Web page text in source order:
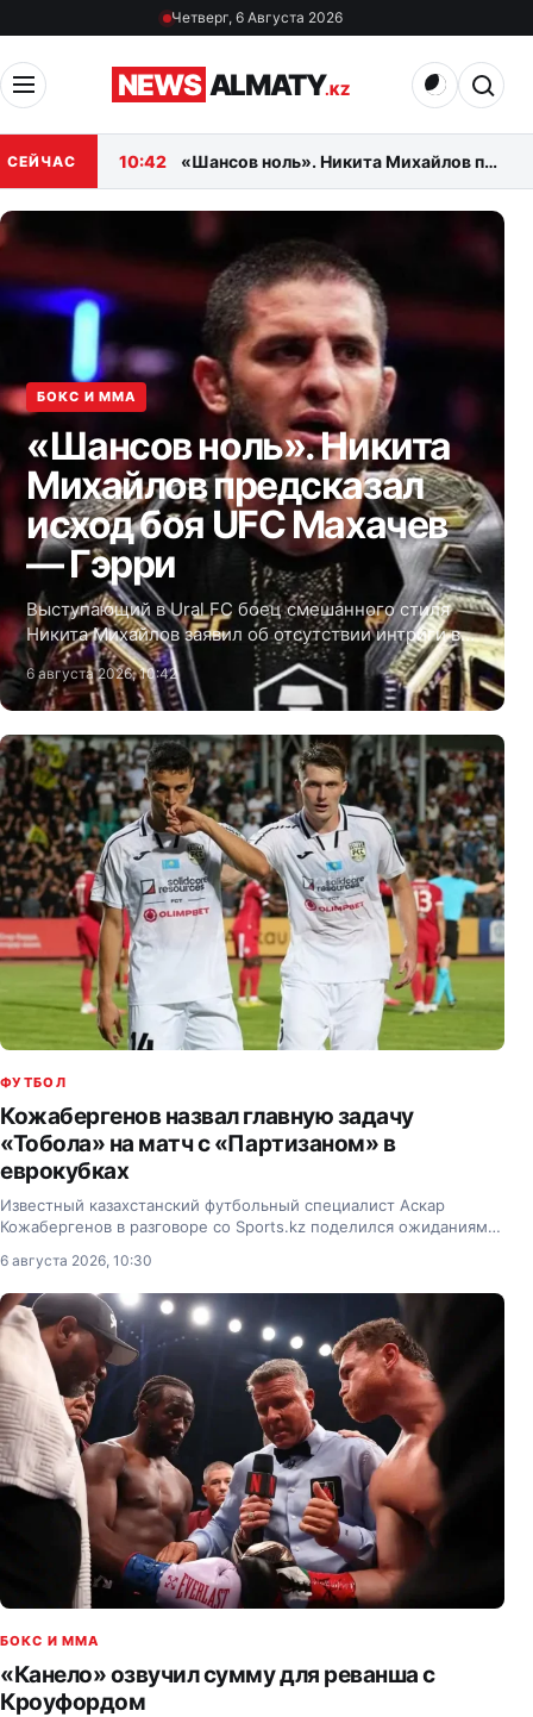
Перейти к материаламЧетверг, 6 Августа 2026
Открыть менюNEWS ALMATY.KZ
СЕЙЧАС 10:42 «Шансов ноль». Никита Михайлов предсказал исход боя UFC Махачев — Гэрри
БОКС И MMA
«Шансов ноль». Никита
Михайлов предсказал
исход боя UFC Махачев
— Гэрри
Выступающий в Ural FC боец смешанного стиля
Никита Михайлов заявил об отсутствии интриги в
предстоящем поединке за титул чемпиона UFC в
полусреднем весе между россиянином Исламом
Махачевым и ирландцем Иэном Гэрри.
6 августа 2026, 10:42
ФУТБОЛ
Кожабергенов назвал главную задачу
«Тобола» на матч с «Партизаном» в
еврокубках
Известный казахстанский футбольный специалист Аскар
Кожабергенов в разговоре со Sports.kz поделился ожиданиями
Конференций между сербским «Партизаном» и…
6 августа 2026, 10:30
БОКС И MMA
«Канело» озвучил сумму для реванша с
Кроуфордом